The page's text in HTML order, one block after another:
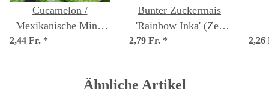
Cucamelon /
Mexikanische Mini-
Gurke (Melothria
2,44 Fr. *
Bunter Zuckermais
'Rainbow Inka' (Zea
mays) Bio Saatgut
2,79 Fr. *
Ähnliche Artikel